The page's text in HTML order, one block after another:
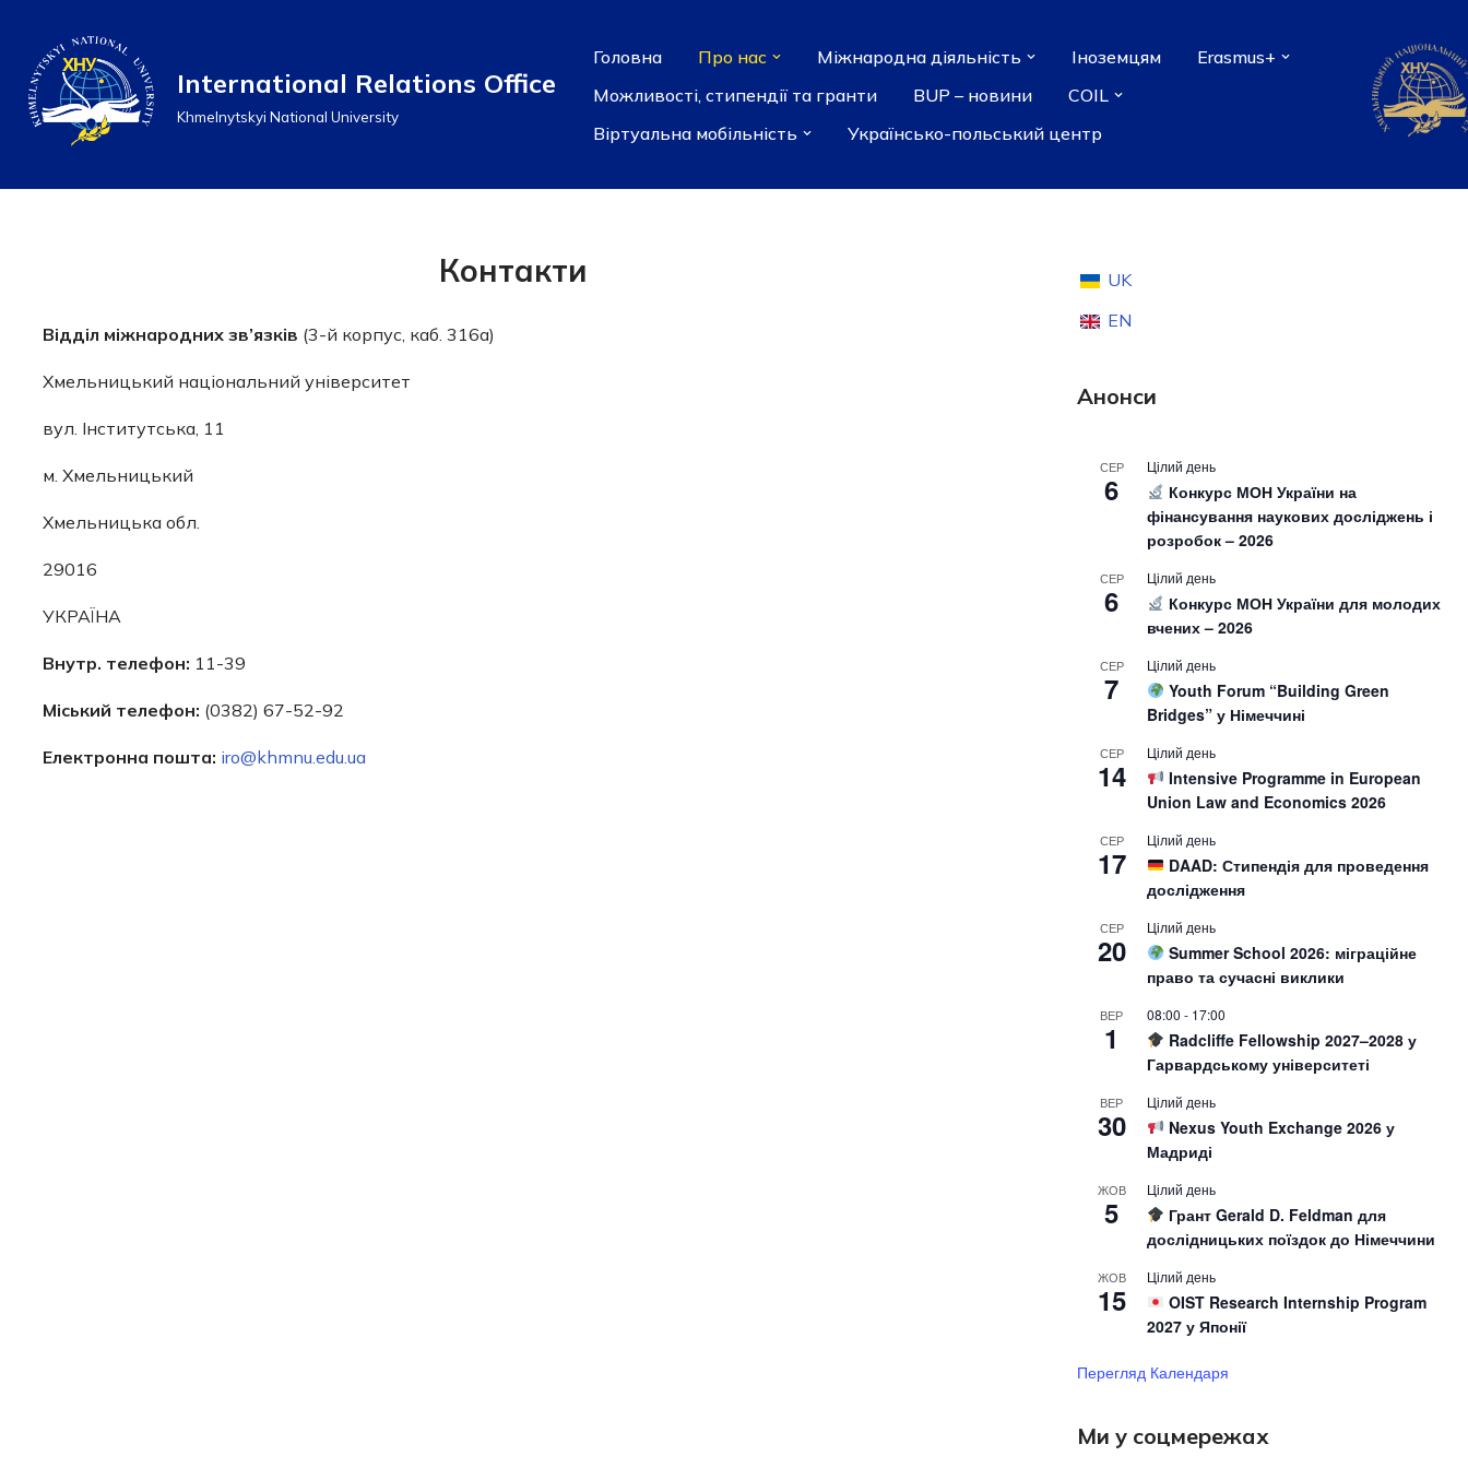
Перейти
до
вмісту
International Relations Office
Khmelnytskyi National University
Головна Про нас Міжнародна діяльність Іноземцям
Erasmus+
Можливості, стипендії та гранти
BUP – новини
COIL
Віртуальна мобільність
Українсько-польський центр
Контакти
Відділ міжнародних зв’язків (3-й корпус, каб. 316а)
Хмельницький національний університет
вул. Інститутська, 11
м. Хмельницький
Хмельницька обл.
29016
УКРАЇНА
Внутр. телефон: 11-39
Міський телефон: (0382) 67-52-92
Електронна пошта: iro@khmnu.edu.ua
UK
EN
Анонси
СЕР
6
Цілий день
Конкурс МОН України на
фінансування наукових досліджень і
розробок – 2026
СЕР
6
Цілий день
Конкурс МОН України для молодих
вчених – 2026
СЕР
7
Цілий день
Youth Forum “Building Green
Bridges” у Німеччині
СЕР
14
Цілий день
Intensive Programme in European
Union Law and Economics 2026
СЕР
17
Цілий день
DAAD: Стипендія для проведення
дослідження
СЕР
20
Цілий день
Summer School 2026: міграційне
право та сучасні виклики
ВЕР
1
08:00 - 17:00
Radcliffe Fellowship 2027–2028 у
Гарвардському університеті
ВЕР
30
Цілий день
Nexus Youth Exchange 2026 у
Мадриді
ЖОВ
5
Цілий день
Грант Gerald D. Feldman для
дослідницьких поїздок до Німеччини
ЖОВ
15
Цілий день
OIST Research Internship Program
2027 у Японії
Перегляд Календаря
Ми у соцмережах